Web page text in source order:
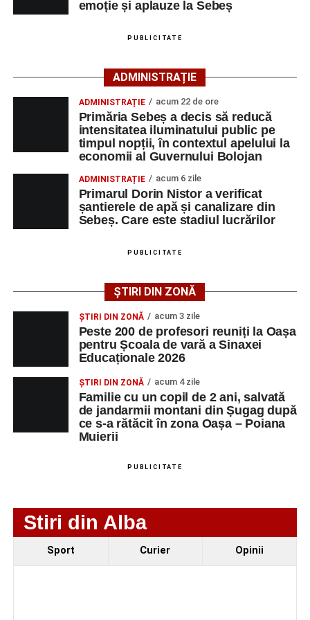
Urmărește-ne pe Google News
Primăria Sebeș a decis să reducă intensitatea
iluminatului public pe timpul nopții, în contextul
apelului la economii al Guvernului Bolojan
Duminică, 23 august 2026, Râpa Roșie găzduiește
cea de-a III-a ediție a concursului „CicloAventurier
de Sebeș”
Primul concert din cadrul String Symphonic Camp
2026 a adus emoție și aplauze la Sebeș
îndrumarea unor profesori și mentori.
au venit la Sebeș și au susținut un recital apreciat de
tinerilor muzicieni și munca depusă în cadrul taberei, iar
spectatorii au răsplătit prestațiile cu aplauze îndelungate.
Evenimentul face parte din programulString Symphonic
Camp 2026, proiect susținut de Rotary Club Alba Iulia
care urmărește să ofere tinerilor muzicieni oportunitatea
emoție și aplauze la Sebeș
PUBLICITATE
ADMINISTRAȚIE
ADMINISTRAȚIE acum 22 de ore
Primăria Sebeș a decis să reducă
intensitatea iluminatului public pe
timpul nopții, în contextul apelului la
economii al Guvernului Bolojan
ADMINISTRAȚIE acum 6 zile
Primarul Dorin Nistor a verificat
șantierele de apă și canalizare din
Sebeș. Care este stadiul lucrărilor
PUBLICITATE
ȘTIRI DIN ZONĂ
ȘTIRI DIN ZONĂ acum 3 zile
Peste 200 de profesori reuniți la Oașa
pentru Școala de vară a Sinaxei
Educaționale 2026
ȘTIRI DIN ZONĂ acum 4 zile
Familie cu un copil de 2 ani, salvată
de jandarmii montani din Șugag după
ce s-a rătăcit în zona Oașa – Poiana
Muierii
PUBLICITATE
Stiri din Alba
Sport Curier Opinii